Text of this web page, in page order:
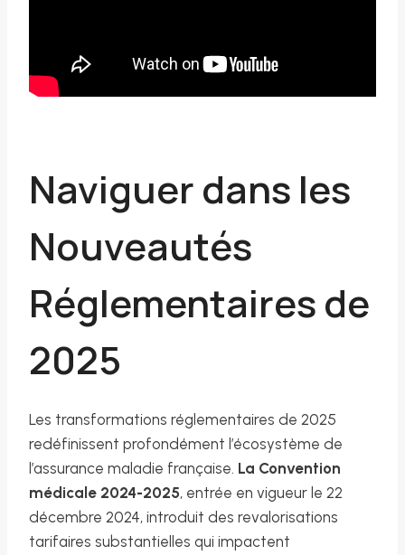
Naviguer dans les
Nouveautés
Réglementaires de
2025
Les transformations réglementaires de 2025
redéfinissent profondément l’écosystème de
l’assurance maladie française. La Convention
médicale 2024-2025, entrée en vigueur le 22
décembre 2024, introduit des revalorisations
tarifaires substantielles qui impactent